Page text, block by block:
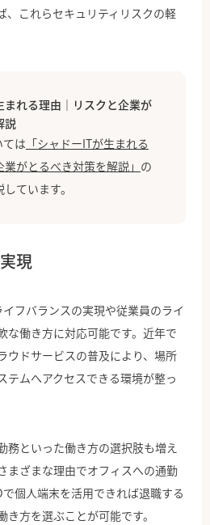
、これらセキュリティリスクの軽
まれる理由｜リスクと企業が
説
は 「シャドーITが生まれる
がとるべき対策を解説」 の
ています。
現
フバランスの実現や従業員のライ
な働き方に対応可能です。近年で
ウドサービスの普及により、場所
テムへアクセスできる環境が整っ
務といった働き方の選択肢も増え
まざまな理由でオフィスへの通勤
個人端末を活用できれば退職する
方を選ぶことが可能です。